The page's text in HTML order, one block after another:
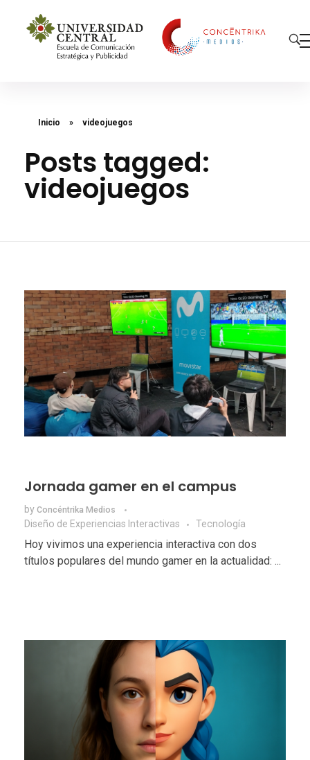
Inicio » videojuegos
Posts tagged:
videojuegos
Jornada gamer en el campus
by Concéntrika Medios
Diseño de Experiencias Interactivas Tecnologí­a
Hoy vivimos una experiencia interactiva con dos
títulos populares del mundo gamer en la actualidad: ...